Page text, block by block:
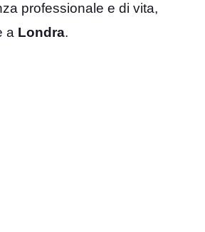
professionale e di vita,
a Londra.